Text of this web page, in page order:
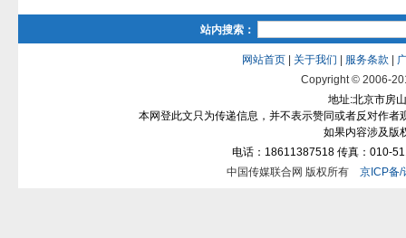
站内搜索：
网站首页| 关于我们 服务条款
Copyright © 2006-
地址:北京市房
本网登此文只为传递信息，并不表示赞同或者反对作
如果内容涉及版
电话：18611387518 传真：010-
中国传媒联合网 版权所有 京ICP备/